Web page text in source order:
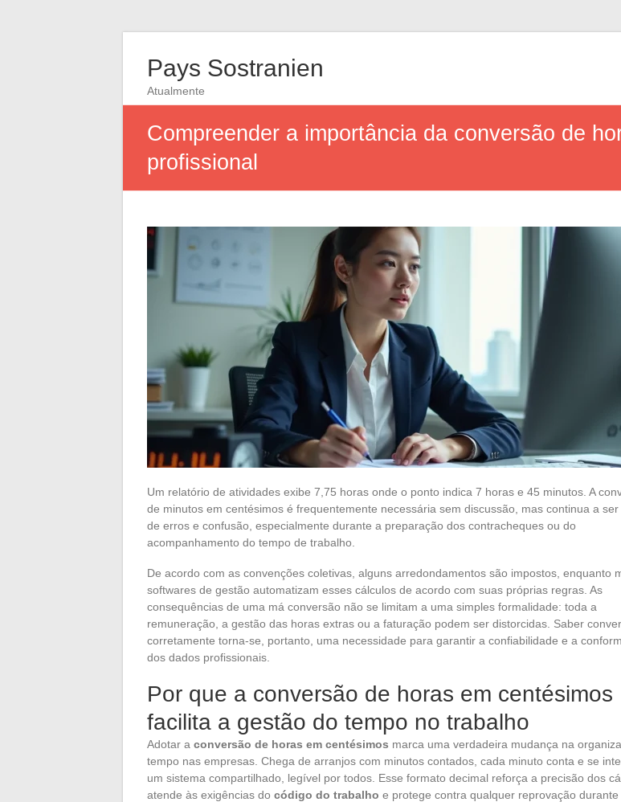
Pays Sostranien
Atualmente
Compreender a importância da conversão de
profissional
Um relatório de atividades exibe 7,75 horas onde o ponto indica 7 horas e 45 minutos. A
de minutos em centésimos é frequentemente necessária sem discussão, mas continua a ser
de erros e confusão, especialmente durante a preparação dos contracheques ou do
acompanhamento do tempo de trabalho.
De acordo com as convenções coletivas, alguns arredondamentos são impostos, enquanto
softwares de gestão automatizam esses cálculos de acordo com suas próprias regras. As
consequências de uma má conversão não se limitam a uma simples formalidade: toda a
remuneração, a gestão das horas extras ou a faturação podem ser distorcidas. Saber
corretamente torna-se, portanto, uma necessidade para garantir a confiabilidade e a
dos dados profissionais.
Por que a conversão de horas em centésimos
facilita a gestão do tempo no trabalho
Adotar a conversão de horas em centésimos marca uma verdadeira mudança na
tempo nas empresas. Chega de arranjos com minutos contados, cada minuto conta e se
um sistema compartilhado, legível por todos. Esse formato decimal reforça a precisão dos
atende às exigências do código do trabalho e protege contra qualquer reprovação durante